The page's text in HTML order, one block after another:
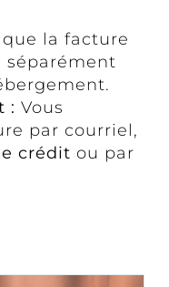
que la facture
séparément
: Vous
par courriel,
crédit ou par